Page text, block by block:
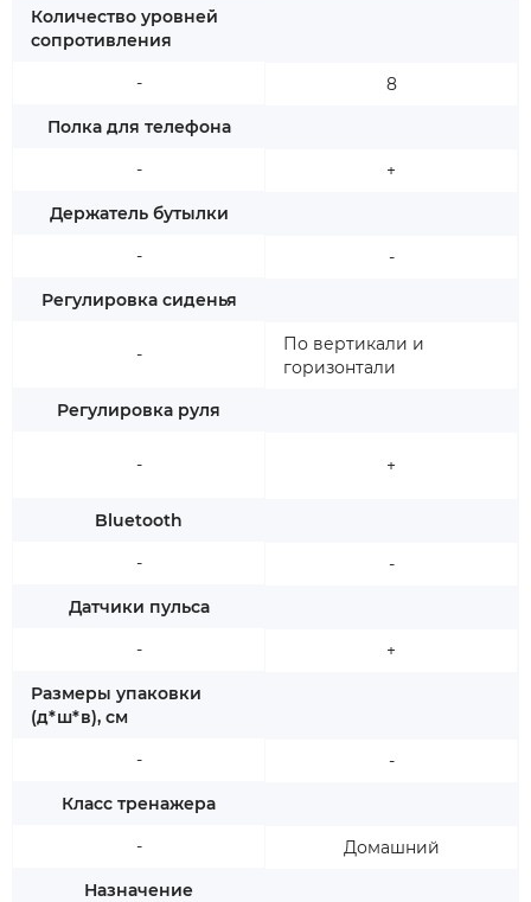
Количество уровней
сопротивления
-
Полка для телефона
-
Держатель бутылки
-
Регулировка сиденья
-
Регулировка руля
-
Bluetooth
-
Датчики пульса
-
Размеры упаковки
(д*ш*в), см
-
Класс тренажера
-
Назначение
8
+
-
По вертикали и
горизонтали
+
-
+
-
Домашний